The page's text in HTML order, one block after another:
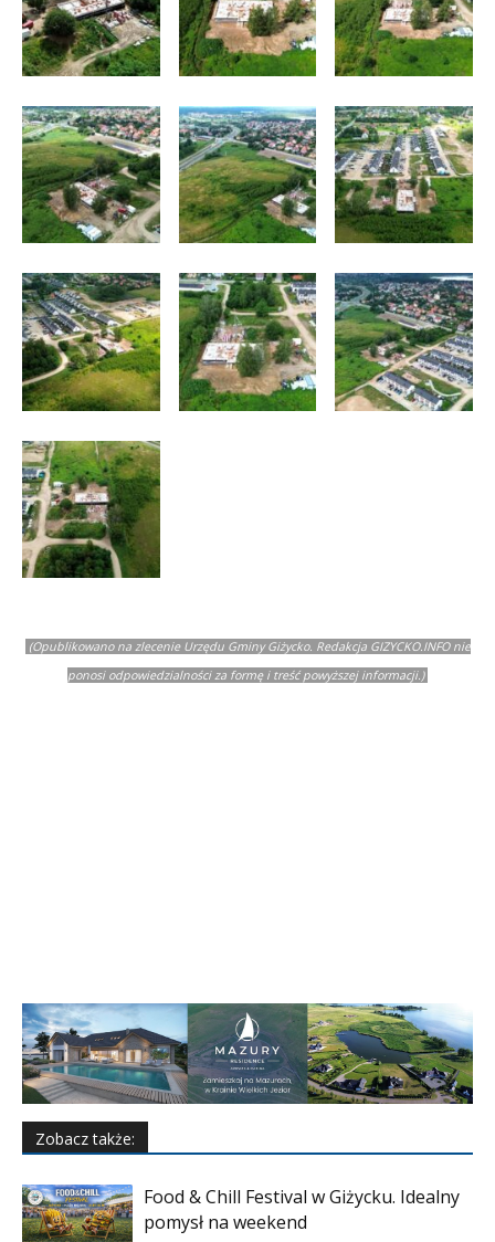
(Opublikowano na zlecenie Urzędu Gminy Giżycko. Redakcja GIZYCKO.INFO nie
ponosi odpowiedzialności za formę i treść powyższej informacji.)
Zobacz także:
Food & Chill Festival w Giżycku. Idealny
pomysł na weekend